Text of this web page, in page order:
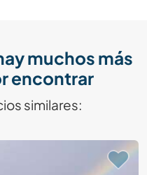
muchos más
encontrar
similares: